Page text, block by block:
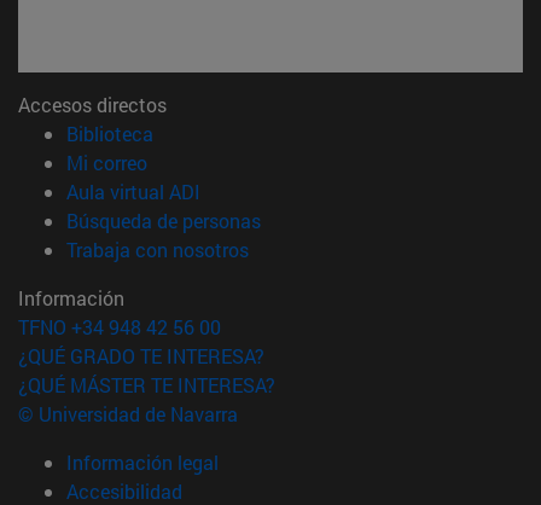
Accesos directos
Biblioteca
Mi correo(abre en nueva ventana)
Aula virtual ADI
Búsqueda de personas(abre en nueva ventana)
Trabaja con nosotros(abre en nueva ventana)
Información
TFNO +34 948 42 56 00
¿QUÉ GRADO TE INTERESA?
¿QUÉ MÁSTER TE INTERESA?
© Universidad de Navarra
Información legal
Accesibilidad